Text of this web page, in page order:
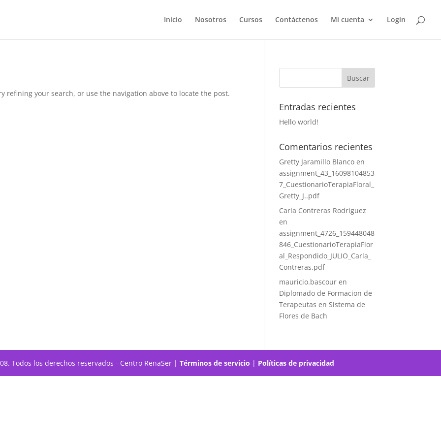
Inicio Nosotros Cursos Contáctenos Mi cuenta Login
refining your search, or use the navigation above to locate the post.
Entradas recientes
Hello world!
Comentarios recientes
Gretty Jaramillo Blanco en
assignment_43_16098104853
7_CuestionarioTerapiaFloral_
Gretty_J..pdf
Carla Contreras Rodriguez
en
assignment_4726_159448048
846_CuestionarioTerapiaFlor
al_Respondido_JULIO_Carla_
Contreras.pdf
mauricio.bascour en
Diplomado de Formacion de
Terapeutas en Sistema de
Flores de Bach
Todos los derechos reservados - Centro RenaSer |Términos de servicio | Políticas de privacidad